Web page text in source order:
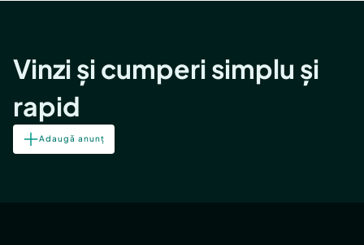
Vinzi și cumperi simplu și
rapid
Adaugă anunț